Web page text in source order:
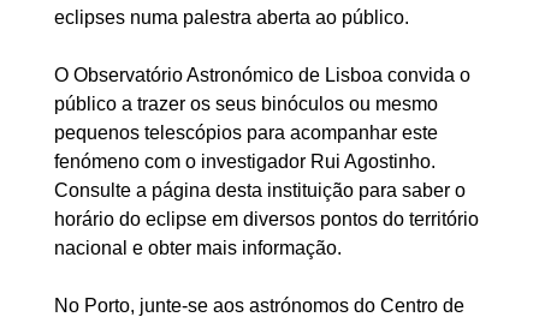
eclipses numa palestra aberta ao público.
O Observatório Astronómico de Lisboa convida o
público a trazer os seus binóculos ou mesmo
pequenos telescópios para acompanhar este
fenómeno com o investigador Rui Agostinho.
Consulte a página desta instituição para saber o
horário do eclipse em diversos pontos do território
nacional e obter mais informação.
No Porto, junte-se aos astrónomos do Centro de